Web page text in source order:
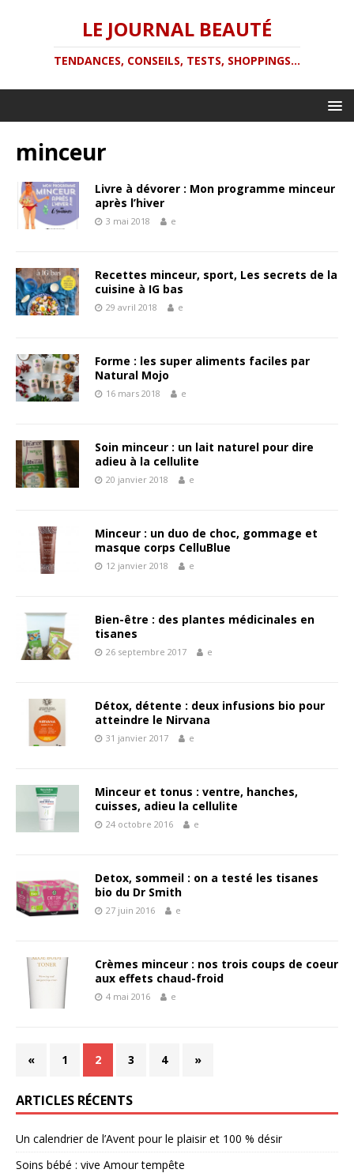
LE JOURNAL BEAUTÉ
TENDANCES, CONSEILS, TESTS, SHOPPINGS...
minceur
Livre à dévorer : Mon programme minceur
après l’hiver
3 mai 2018 e
Recettes minceur, sport, Les secrets de la
cuisine à IG bas
29 avril 2018 e
Forme : les super aliments faciles par
Natural Mojo
16 mars 2018 e
Soin minceur : un lait naturel pour dire
adieu à la cellulite
20 janvier 2018 e
Minceur : un duo de choc, gommage et
masque corps CelluBlue
12 janvier 2018 e
Bien-être : des plantes médicinales en
tisanes
26 septembre 2017 e
Détox, détente : deux infusions bio pour
atteindre le Nirvana
31 janvier 2017 e
Minceur et tonus : ventre, hanches,
cuisses, adieu la cellulite
24 octobre 2016 e
Detox, sommeil : on a testé les tisanes
bio du Dr Smith
27 juin 2016 e
Crèmes minceur : nos trois coups de coeur
aux effets chaud-froid
4 mai 2016 e
« 1 2 3 4 »
ARTICLES RÉCENTS
Un calendrier de l’Avent pour le plaisir et 100 % désir
Soins bébé : vive Amour tempête